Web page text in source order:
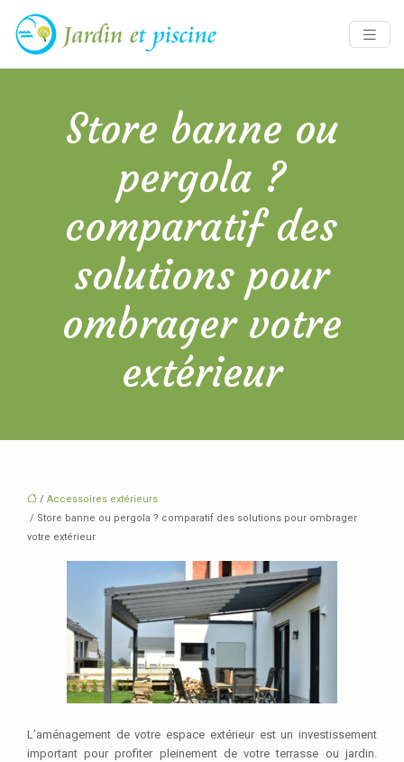
Store banne ou
pergola ?
comparatif des
solutions pour
ombrager votre
extérieur
/ Accessoires extérieurs
/ Store banne ou pergola ? comparatif des solutions pour ombrager
votre extérieur
L’aménagement de votre espace extérieur est un investissement
important pour profiter pleinement de votre terrasse ou jardin.